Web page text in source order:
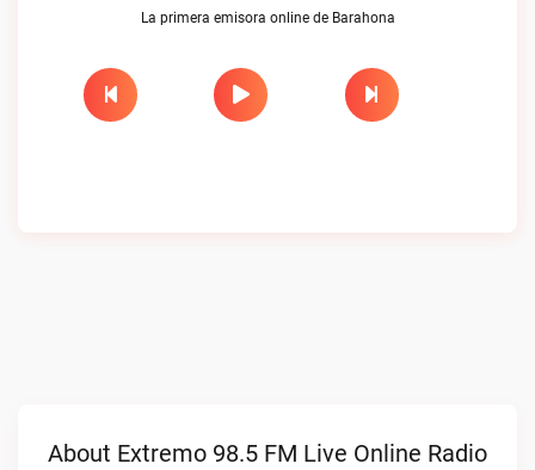
La primera emisora online de Barahona
About Extremo 98.5 FM Live Online Radio